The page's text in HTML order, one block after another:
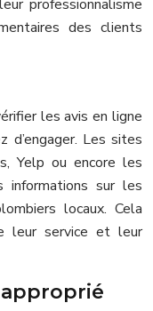
professionnalisme
des clients
les avis en ligne
d’engager. Les sites
Yelp ou encore les
informations sur les
locaux. Cela
leur service et leur